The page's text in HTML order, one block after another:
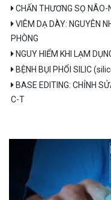
CHẤN THƯƠNG SỌ NÃO-
VIÊM DẠ DÀY: NGUYÊN
PHÒNG
NGUY HIỂM KHI LẠM
BỆNH BỤI PHỔI SILIC
BASE EDITING: CHỈNH
C-T